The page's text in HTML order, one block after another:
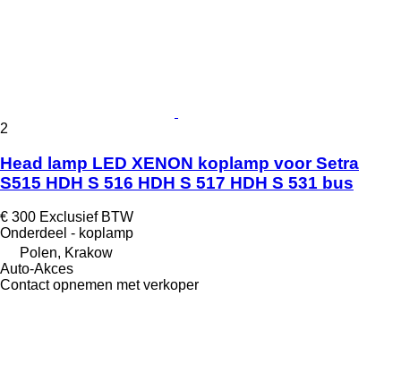
2
Head lamp LED XENON koplamp voor Setra
S515 HDH S 516 HDH S 517 HDH S 531 bus
€ 300 Exclusief BTW
Onderdeel - koplamp
Polen, Krakow
Auto-Akces
Contact opnemen met verkoper